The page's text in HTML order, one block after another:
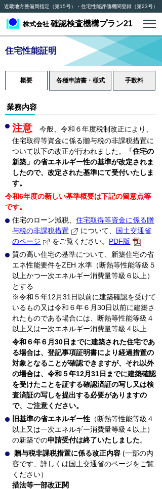
株式会社 確認検査機構プラン21
近畿地方整備局指定（第15号）・住宅性能評価機関登録（第23号）
住宅性能証明
概要 各種申請書・様式 手数料
業務内容
注意
今般、令和６年度税制改正により、
住宅取得等資金に係る贈与税の非課税措置に
ついて以下の改正が行われました。
「住宅の
新築 」の省エネルギー性の基準が改定されま
したので、改定された基準にて受付いたしま
す。
令和6年度の新しい基準概要は下記の留意点等
です。
住宅のローン減税、住宅取得等資金に係る贈
与税の非課税措置
について、
国土交通省
のページ
をご覧ください。 PDF版
質の高い住宅の基準について、新築住宅の省
エネ性能要件をZEH 水準（断熱等性能等級５
以上かつ一次エネルギー消費量等級６以上）
とする
※令和５年12月31日以前に建築確認を受けて
いるもの又は令和６年６月30日以前に建築さ
れたものである場合には、断熱等性能等級４
以上又は一次エネルギー消費量等級４以上
令和６年６月30日までに建築された住宅であ
る場合は、登記事項証明書により経過措置の
対象となることが確認できますが、それ以外
の場合は、令和５年12月31日までに建築確認
を受けたことを証する確認済証の写し又は検
査済証の写しを提出する必要がありますの
で、ご注意ください。
旧基準の省エネルギー性 （断熱等性能等級４
以上又は一次エネルギー消費量等級４以上）
の新築での申請受付は終了いたしました。
贈与税非課税措置に係る改正内容 (一部の内
容です、詳しくは国土交通省のページをご覧
ください）
措法等一部改正関